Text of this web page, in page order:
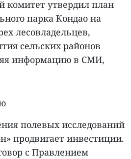
комитет утвердил план
парка Кондао на
лесовладельцев,
сельских районов
информацию в СМИ,
полевых исследований
продвигает инвестиции.
с Правлением